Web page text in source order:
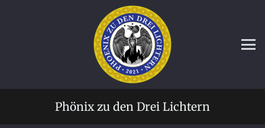
Phönix zu den Drei Lichtern